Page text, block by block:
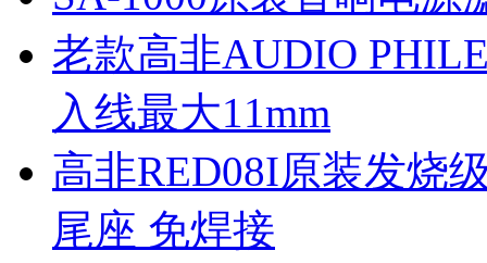
老款高非AUDIO
入线最大11mm
高非RED08I原装发烧
尾座 免焊接